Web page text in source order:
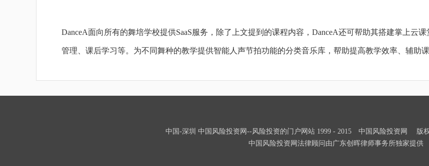
DanceA面向所有的舞培学校提供SaaS服务，除了上文提到的课程内容，DanceA还可帮助其搭建掌上云
管理、课后学习等。为不同舞种的教学提供智能人声节拍功能的分类音乐库，帮助提高教学效率、辅助课
中国-深圳 中国风险投资网--风险投资的门户网站 1999 - 2015 中国风险投资网 版权
中国风险投资网法律顾问由广东创晖律师事务所独家提供